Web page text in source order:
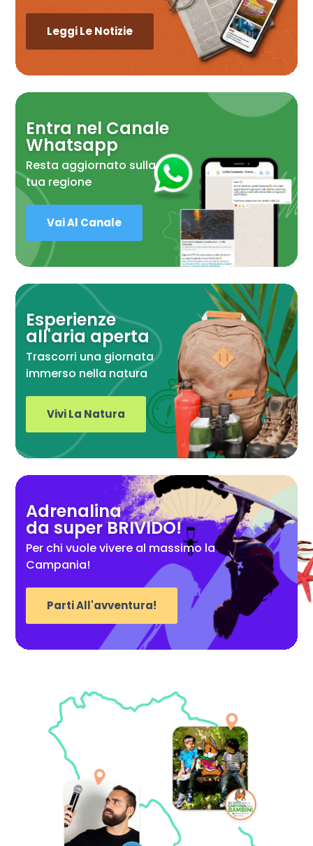
Leggi Le Notizie
Entra nel Canale
Whatsapp
Resta aggiornato sulla
tua regione
Vai Al Canale
Esperienze
all'aria aperta
Trascorri una giornata
immerso nella natura
Vivi La Natura
Adrenalina
da super BRIVIDO!
Per chi vuole vivere al massimo la
Campania!
Parti All'avventura!